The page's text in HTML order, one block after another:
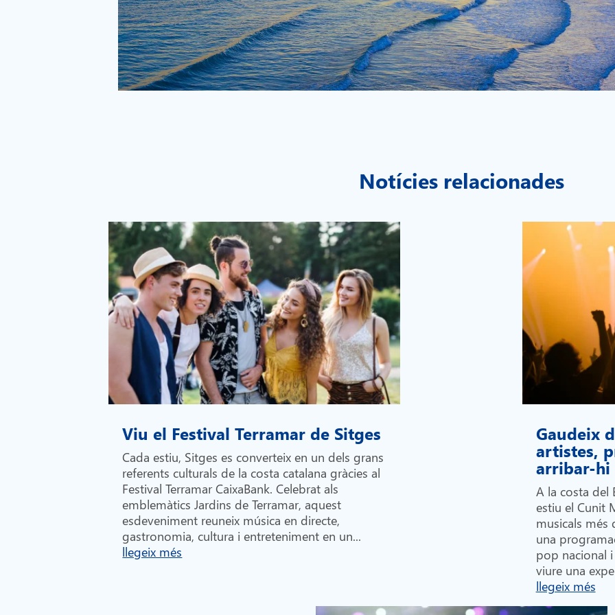
Notícies relacionades
Viu el Festival Terramar de Sitges
Cada estiu, Sitges es converteix en un dels grans
referents culturals de la costa catalana gràcies al
Festival Terramar CaixaBank. Celebrat als
emblemàtics Jardins de Terramar, aquest
esdeveniment reuneix música en directe,
gastronomia, cultura i entreteniment en un...
llegeix més
Gaudeix
artistes,
arribar-hi
A la costa del
estiu el Cunit
musicals més
una
pop nacional
viure una
llegeix més